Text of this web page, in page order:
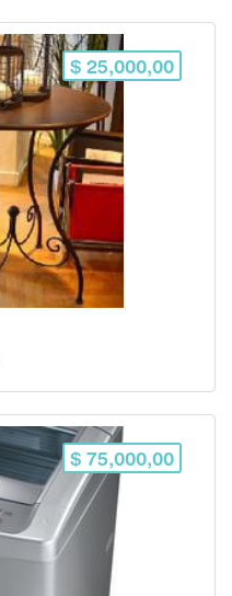
$ 25,000,00
$ 75,000,00